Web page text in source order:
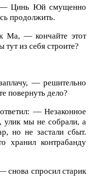
— Цинь Юй смущенно
продолжить.
Ма, — кончайте этот
из себя строите?
— решительно
повернуть дело?
— Незаконное
улик мы не собрали, а
но не застали сбыт.
хранил контрабанду
спросил старик